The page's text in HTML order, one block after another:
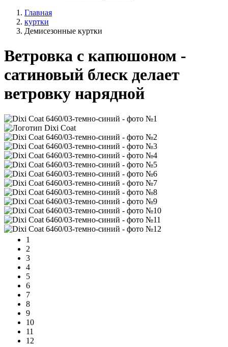
Главная
куртки
Демисезонные куртки
Ветровка с капюшоном -
сатиновый блеск делает
ветровку нарядной
1
2
3
4
5
6
7
8
9
10
11
12